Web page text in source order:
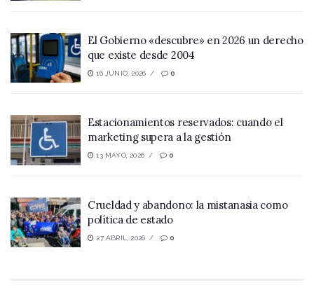
El Gobierno «descubre» en 2026 un derecho
que existe desde 2004
16 JUNIO, 2026 0
Estacionamientos reservados: cuando el
marketing supera a la gestión
13 MAYO, 2026 0
Crueldad y abandono: la mistanasia como
política de estado
27 ABRIL, 2026 0